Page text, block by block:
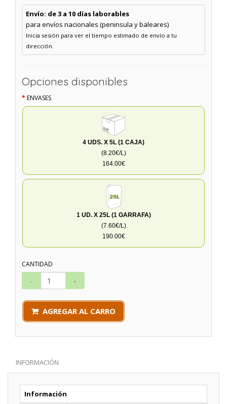
Envío: de 3 a 10 días laborables
para envíos nacionales (peninsula y baleares)
Inicia sesión para ver el tiempo estimado de envío a tu
dirección.
Opciones disponibles
ENVASES
4 UDS. X 5L (1 CAJA)
(8.20€/L)
164.00€
1 UD. X 25L (1 GARRAFA)
(7.60€/L)
190.00€
CANTIDAD
AGREGAR AL CARRO
INFORMACIÓN
Información